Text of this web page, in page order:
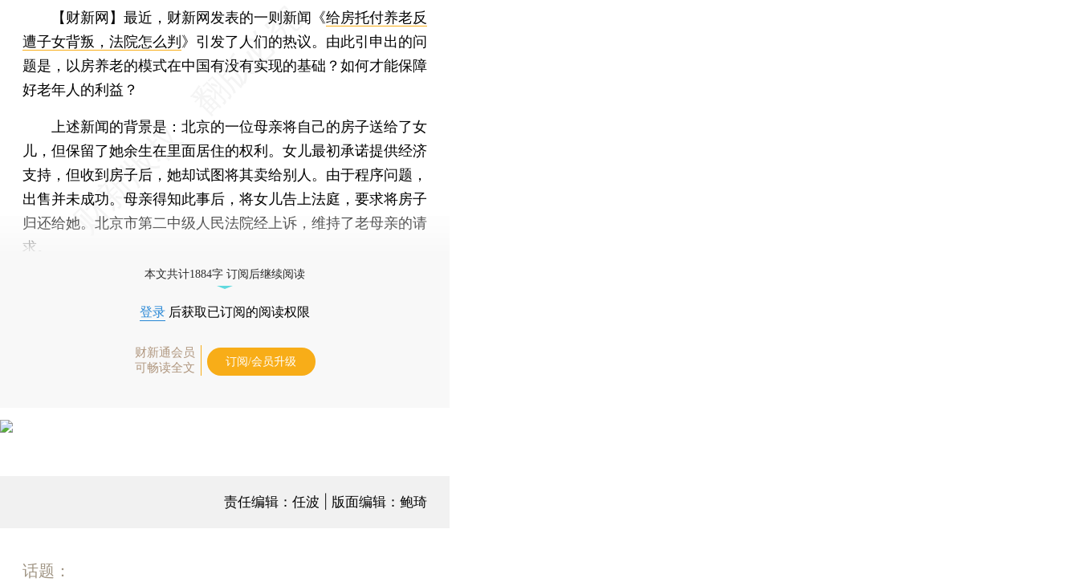
【财新网】 最近，财新网发表的一则新闻《给房托付养老反
遭子女背叛，法院怎么判》引发了人们的热议。由此引申出的问
题是，以房养老的模式在中国有没有实现的基础？如何才能保障
好老年人的利益？
上述新闻的背景是：北京的一位母亲将自己的房子送给了女
儿，但保留了她余生在里面居住的权利。女儿最初承诺提供经济
支持，但收到房子后，她却试图将其卖给别人。由于程序问题，
出售并未成功。母亲得知此事后，将女儿告上法庭，要求将房子
归还给她。北京市第二中级人民法院经上诉，维持了老母亲的请
求。
本文共计1884字 订阅后继续阅读
登录 后获取已订阅的阅读权限
财新通会员
可畅读全文
订阅/会员升级
责任编辑：任波 | 版面编辑：鲍琦
话题：